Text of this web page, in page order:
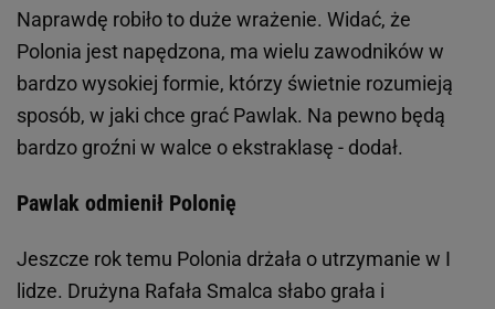
Naprawdę robiło to duże wrażenie. Widać, że
Polonia jest napędzona, ma wielu zawodników w
bardzo wysokiej formie, którzy świetnie rozumieją
sposób, w jaki chce grać Pawlak. Na pewno będą
bardzo groźni w walce o ekstraklasę - dodał.
Pawlak odmienił Polonię
Jeszcze rok temu Polonia drżała o utrzymanie w I
lidze. Drużyna Rafała Smalca słabo grała i